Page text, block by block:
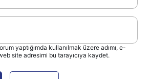
yaptığımda kullanılmak üzere adımı, e-
site adresimi bu tarayıcıya kaydet.